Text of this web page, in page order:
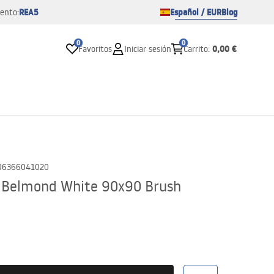
REA5 Español / EURBlog
0
Favoritos Iniciar sesión
0
Carrito: 0,00 €
White 90x90 Brush